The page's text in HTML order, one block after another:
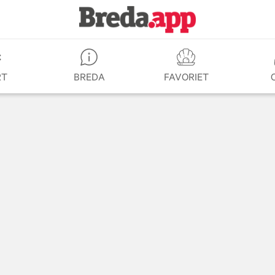
BREDA FAVORIET